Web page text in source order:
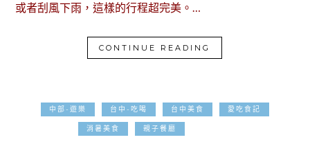
或者刮風下雨，這樣的行程超完美。…
CONTINUE READING
中部-遊樂 台中-吃喝 台中美食 愛吃食記
消暑美食 親子餐廳